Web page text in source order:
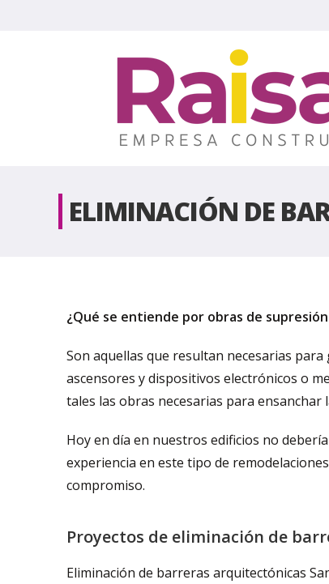
ELIMINACIÓN DE
¿Qué se entiende por obras de
Son aquellas que resultan necesarias
ascensores y dispositivos electrónicos o
tales las obras necesarias para ensanchar
Hoy en día en nuestros edificios no
experiencia en este tipo de
compromiso.
Proyectos de eliminación de
Eliminación de barreras arquitectónicas